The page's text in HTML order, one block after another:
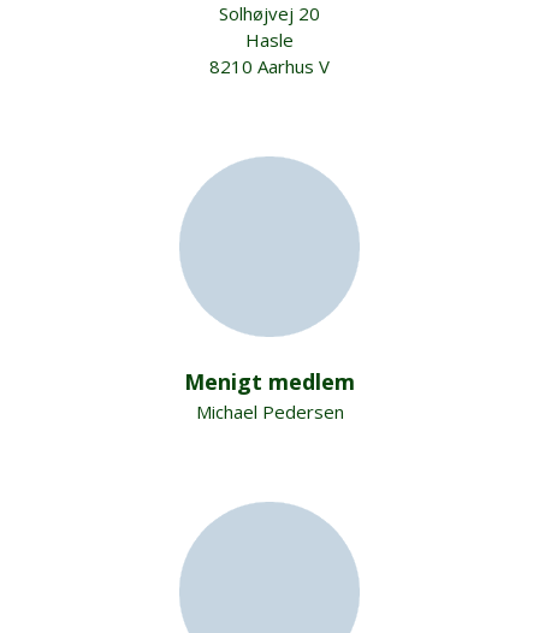
Solhøjvej 20
Hasle
8210 Aarhus V
Menigt medlem
Michael Pedersen